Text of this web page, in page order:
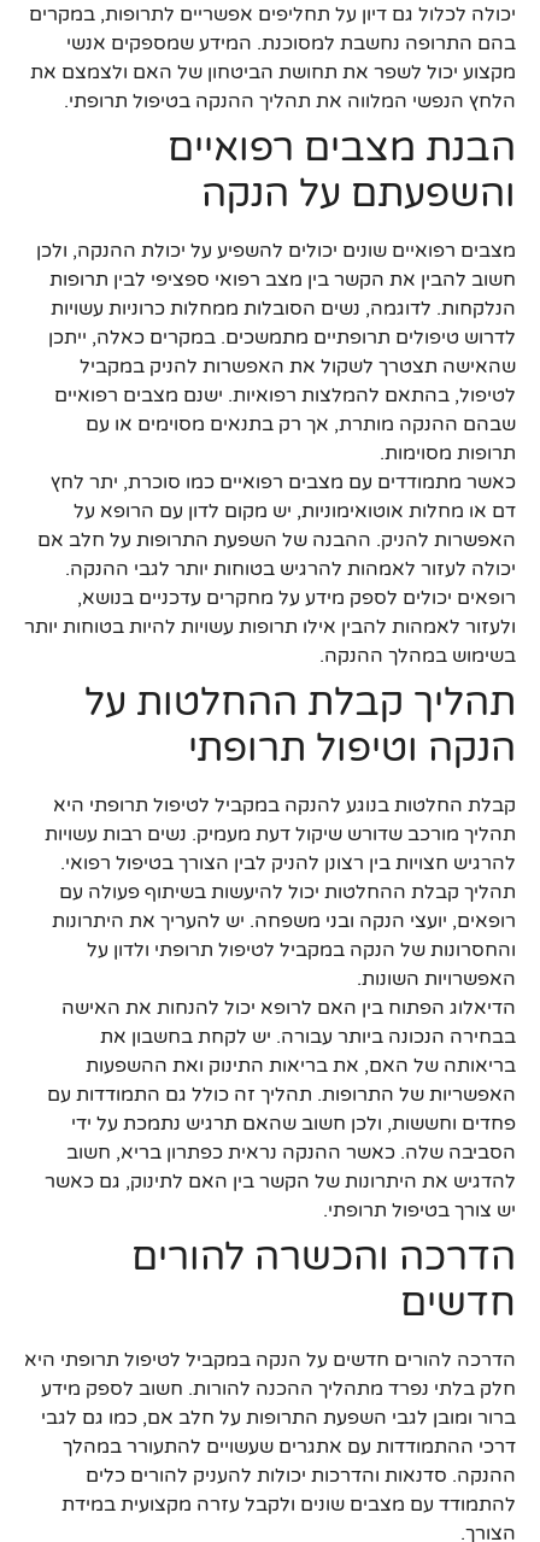
יכולה לכלול גם דיון על תחליפים אפשריים לתרופות, במקרים
בהם התרופה נחשבת למסוכנת. המידע שמספקים אנשי
מקצוע יכול לשפר את תחושת הביטחון של האם ולצמצם את
הלחץ הנפשי המלווה את תהליך ההנקה בטיפול תרופתי.
הבנת מצבים רפואיים
והשפעתם על הנקה
מצבים רפואיים שונים יכולים להשפיע על יכולת ההנקה, ולכן
חשוב להבין את הקשר בין מצב רפואי ספציפי לבין תרופות
הנלקחות. לדוגמה, נשים הסובלות ממחלות כרוניות עשויות
לדרוש טיפולים תרופתיים מתמשכים. במקרים כאלה, ייתכן
שהאישה תצטרך לשקול את האפשרות להניק במקביל
לטיפול, בהתאם להמלצות רפואיות. ישנם מצבים רפואיים
שבהם ההנקה מותרת, אך רק בתנאים מסוימים או עם
תרופות מסוימות.
כאשר מתמודדים עם מצבים רפואיים כמו סוכרת, יתר לחץ
דם או מחלות אוטואימוניות, יש מקום לדון עם הרופא על
האפשרות להניק. ההבנה של השפעת התרופות על חלב אם
יכולה לעזור לאמהות להרגיש בטוחות יותר לגבי ההנקה.
רופאים יכולים לספק מידע על מחקרים עדכניים בנושא,
ולעזור לאמהות להבין אילו תרופות עשויות להיות בטוחות יותר
בשימוש במהלך ההנקה.
תהליך קבלת ההחלטות על
הנקה וטיפול תרופתי
קבלת החלטות בנוגע להנקה במקביל לטיפול תרופתי היא
תהליך מורכב שדורש שיקול דעת מעמיק. נשים רבות עשויות
להרגיש חצויות בין רצונן להניק לבין הצורך בטיפול רפואי.
תהליך קבלת ההחלטות יכול להיעשות בשיתוף פעולה עם
רופאים, יועצי הנקה ובני משפחה. יש להעריך את היתרונות
והחסרונות של הנקה במקביל לטיפול תרופתי ולדון על
האפשרויות השונות.
הדיאלוג הפתוח בין האם לרופא יכול להנחות את האישה
בבחירה הנכונה ביותר עבורה. יש לקחת בחשבון את
בריאותה של האם, את בריאות התינוק ואת ההשפעות
האפשריות של התרופות. תהליך זה כולל גם התמודדות עם
פחדים וחששות, ולכן חשוב שהאם תרגיש נתמכת על ידי
הסביבה שלה. כאשר ההנקה נראית כפתרון בריא, חשוב
להדגיש את היתרונות של הקשר בין האם לתינוק, גם כאשר
יש צורך בטיפול תרופתי.
הדרכה והכשרה להורים
חדשים
הדרכה להורים חדשים על הנקה במקביל לטיפול תרופתי היא
חלק בלתי נפרד מתהליך ההכנה להורות. חשוב לספק מידע
ברור ומובן לגבי השפעת התרופות על חלב אם, כמו גם לגבי
דרכי ההתמודדות עם אתגרים שעשויים להתעורר במהלך
ההנקה. סדנאות והדרכות יכולות להעניק להורים כלים
להתמודד עם מצבים שונים ולקבל עזרה מקצועית במידת
הצורך.